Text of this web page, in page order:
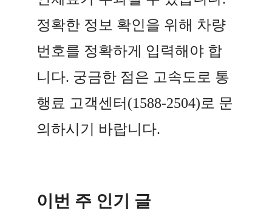
정확한 정보 확인을 위해 차량
번호를 정확하게 입력해야 합
니다. 궁금한 점은 고속도로 통
행료 고객센터(1588-2504)로 문
의하시기 바랍니다.
이번 주 인기 글